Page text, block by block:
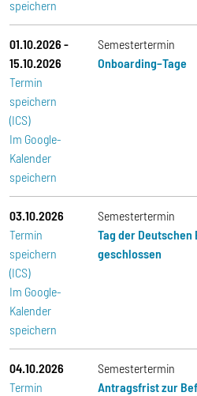
speichern
01.10.2026-
15.10.2026
Termin
speichern
(ICS)
Im Google-
Kalender
speichern
Semestertermin
Onboarding–Tage
03.10.2026
Termin
speichern
(ICS)
Im Google-
Kalender
speichern
Semestertermin
Tag der
geschlossen
04.10.2026
Termin
Semestertermin
Antragsfrist zur